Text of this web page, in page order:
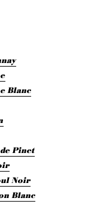
Blanc
Pinet
Noir
Blanc